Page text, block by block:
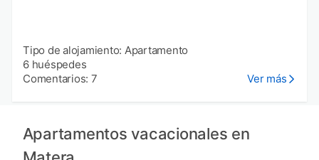
Tipo de alojamiento: Apartamento
6 huéspedes
Comentarios: 7
Ver más
Apartamentos vacacionales en